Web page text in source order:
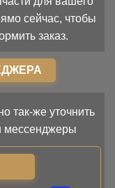
сейчас, чтобы
заказ.
так-же уточнить
мессенджеры